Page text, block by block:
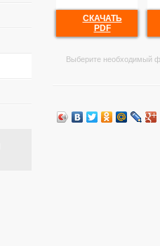
СКАЧАТЬ
PDF
Выберите необходимый